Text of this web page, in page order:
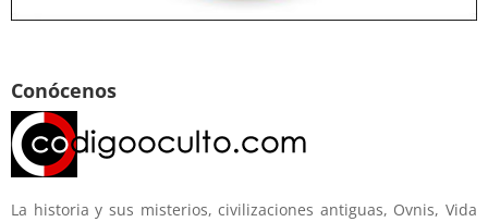
Conócenos
La historia y sus misterios, civilizaciones antiguas, Ovnis, Vida